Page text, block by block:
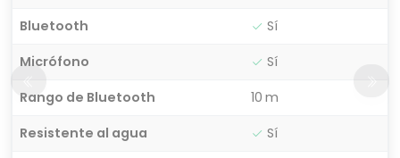
Bluetooth
Sí
Micrófono
Sí
Rango de Bluetooth
10 m
Resistente al agua
Sí